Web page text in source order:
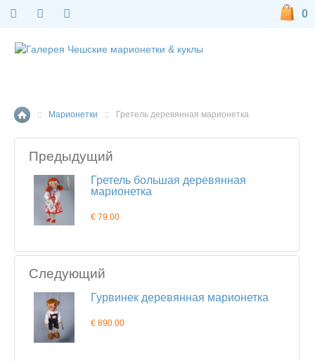
Главная страница
:: Марионетки :: Гретель деревянная марионетка
Предыдущий
Гретель большая деревянная
марионетка
€ 79.00
Следующий
Гурвинек деревянная марионетка
€ 890.00
0